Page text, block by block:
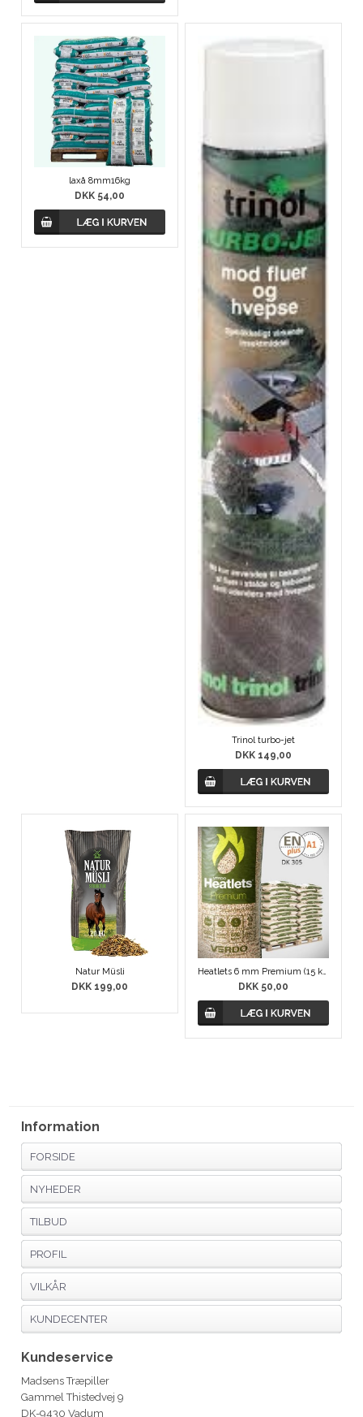
laxå 8mm16kg
DKK 54,00
Trinol turbo-jet
DKK 149,00
Natur Müsli
DKK 199,00
Heatlets 6 mm Premium (15 kg / pose)
DKK 50,00
Information
FORSIDE
NYHEDER
TILBUD
PROFIL
VILKÅR
KUNDECENTER
Kundeservice
Madsens Træpiller
Gammel Thistedvej 9
DK-9430 Vadum